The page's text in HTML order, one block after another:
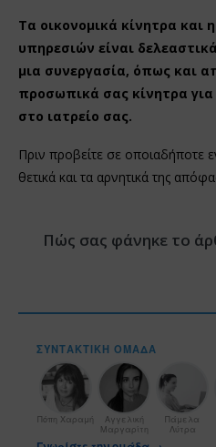
Τα οικονομικά κίνητρα και
υπηρεσιών είναι
μια συνεργασία, όπως και
προσωπικά σας κίνητρα
στο ιατρείο σας.
Πριν προβείτε σε οποιαδήποτε
θετικά και τα αρνητικά της
Πώς σας φάνηκε το
ΣΥΝΤΑΚΤΙΚΉ ΟΜΆΔΑ
Πόπη Χαραμή
Αγγελική
Μαργαρίτη
Πάμελα
Λύτρα